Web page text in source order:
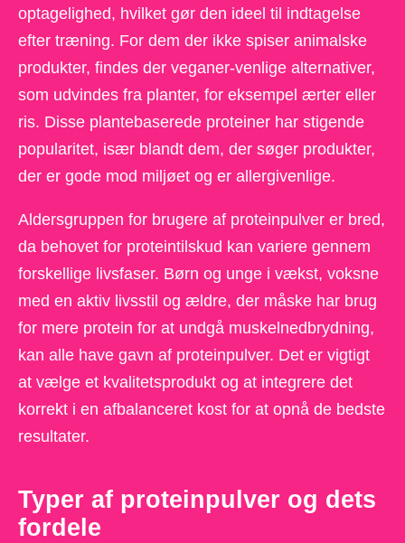
optagelighed, hvilket gør den ideel til indtagelse
efter træning. For dem der ikke spiser animalske
produkter, findes der veganer-venlige alternativer,
som udvindes fra planter, for eksempel ærter eller
ris. Disse plantebaserede proteiner har stigende
popularitet, især blandt dem, der søger produkter,
der er gode mod miljøet og er allergivenlige.
Aldersgruppen for brugere af proteinpulver er bred,
da behovet for proteintilskud kan variere gennem
forskellige livsfaser. Børn og unge i vækst, voksne
med en aktiv livsstil og ældre, der måske har brug
for mere protein for at undgå muskelnedbrydning,
kan alle have gavn af proteinpulver. Det er vigtigt
at vælge et kvalitetsprodukt og at integrere det
korrekt i en afbalanceret kost for at opnå de bedste
resultater.
Typer af proteinpulver og dets
fordele